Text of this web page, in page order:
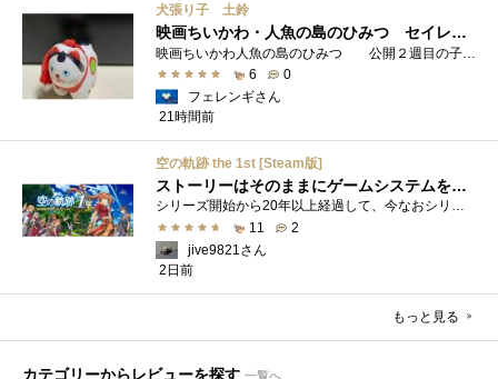
犬張り子 土鈴
映画ちいかわ・人魚の島のひみつ セイレーンのモデルは犬だった？
6
0
フェレンギさん
21時間前
空の軌跡 the 1st [Steam版]
ストーリーはそのままにゲームシステムを現代化
シリーズ開始から20年以上経過して、今なおシリーズの完結が見えてこない日本ファルコムのストーリーRPG、「英雄伝説軌跡シリーズ」。シリーズ...
11
2
jive9821さん
2日前
もっと見る
カテゴリーからレビューを探す 一覧へ